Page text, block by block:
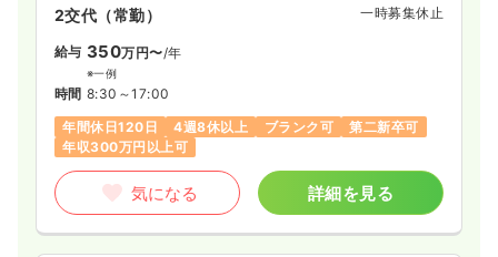
2交代（常勤） 一時募集休止
給与 350万円〜/年
※一例
時間 8:30～17:00
年間休日120日
4週8休以上 ブランク可
第二新卒可
年収300万円以上可
気になる 詳細を見る